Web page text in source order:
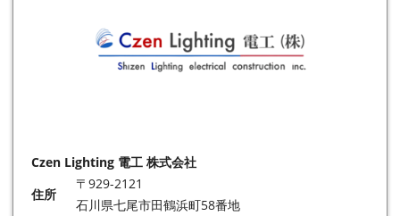
Czen Lighting 電工 株式会社
住所
〒929-2121
石川県七尾市田鶴浜町58番地